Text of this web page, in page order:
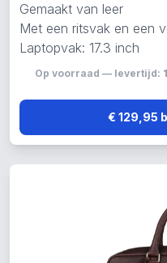
Gemaakt van leer
Met een ritsvak en een
Laptopvak: 17.3 inch
Op voorraad — levertijd:
€ 129,95